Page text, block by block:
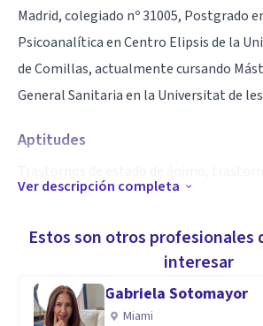
Madrid, colegiado nº 31005, Postgrado
Psicoanalítica en Centro Elipsis de la
de Comillas, actualmente cursando
General Sanitaria en la Universitat de
Aptitudes
Ver descripción completa
Estos son otros profesionales
interesar
Gabriela Sotomayor
Miami